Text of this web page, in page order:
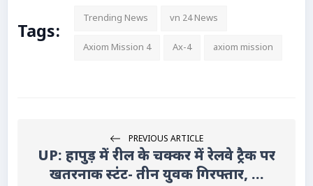
Tags:
Trending News vn 24 News
Axiom Mission 4 Ax-4 axiom mission
PREVIOUS ARTICLE
UP: हापुड़ में रील के चक्कर में रेलवे ट्रैक पर
खतरनाक स्टंट- तीन युवक गिरफ्तार, ...